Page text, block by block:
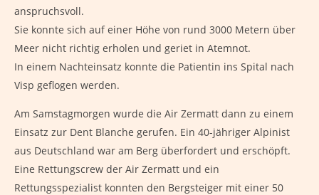
anspruchsvoll.
Sie konnte sich auf einer Höhe von rund 3000 Metern über
Meer nicht richtig erholen und geriet in Atemnot.
In einem Nachteinsatz konnte die Patientin ins Spital nach
Visp geflogen werden.
Am Samstagmorgen wurde die Air Zermatt dann zu einem
Einsatz zur Dent Blanche gerufen. Ein 40-jähriger Alpinist
aus Deutschland war am Berg überfordert und erschöpft.
Eine Rettungscrew der Air Zermatt und ein
Rettungsspezialist konnten den Bergsteiger mit einer 50